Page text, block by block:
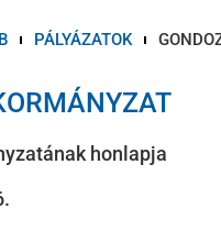
PÁLYÁZATOK
honlapja